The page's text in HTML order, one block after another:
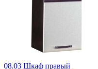
08.03 Шкаф правый